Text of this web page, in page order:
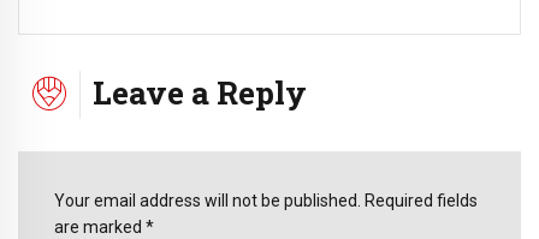
Leave a Reply
Your email address will not be published. Required fields
are marked *